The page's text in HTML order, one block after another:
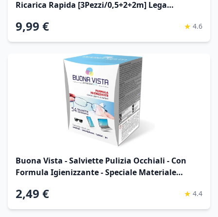
Ricarica Rapida [3Pezzi/0,5+2+2m] Lega
iPhone 17 16 15, Samsung S25 24 Ultra, Xiaomi
Huawei Pixel OnePlus ECC.
9,99 € ★ 4.6
Buona Vista - Salviette Pulizia Occhiali - Con
Formula Igienizzante - Speciale Materiale
Incartate Singolarmente
2,49 € ★ 4.4